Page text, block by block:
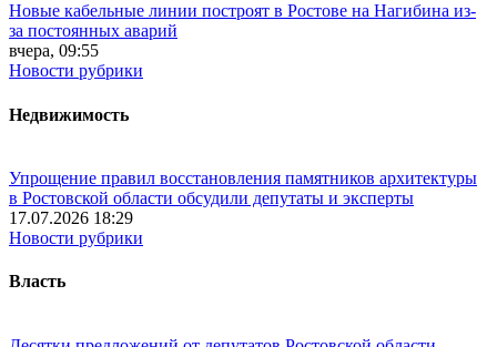
Новые кабельные линии построят в Ростове на Нагибина из-
за постоянных аварий
вчера, 09:55
Новости рубрики
Недвижимость
Упрощение правил восстановления памятников архитектуры
в Ростовской области обсудили депутаты и эксперты
17.07.2026 18:29
Новости рубрики
Власть